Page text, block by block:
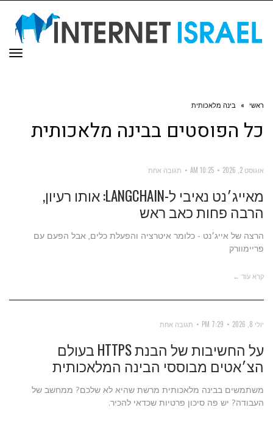
ראשי » בינה מלאכותית
כל הפוסטים בבינה מלאכותית
אוגוסט 2, 2026 10:25 AM תגובה אחת
מאייג׳נט נאיבי ל-LANGCHAIN: אותו רעיון,
הרבה פחות כאב ראש
הרצה של אייג׳נט - כלומר איטרציה והפעלת כלים, אבל הפעם עם
פריימוורק
קרא עוד ←
יולי 8, 2026 7:29 PM תגובה אחת
על החשיבות של הבנת HTTPS בעולם
הצ׳אטים מבוססי הבינה המלאכותית
משתמשים בבינה מלאכותית מרשת שהיא לא שלכם? ממחשב של
העבודה? יש פה סיכון פרטיות שכדאי להכיר.